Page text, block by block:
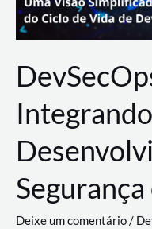
Integrando
Deixe um comentário/